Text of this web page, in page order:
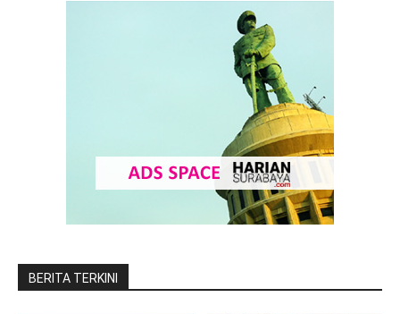
BERITA TERKINI